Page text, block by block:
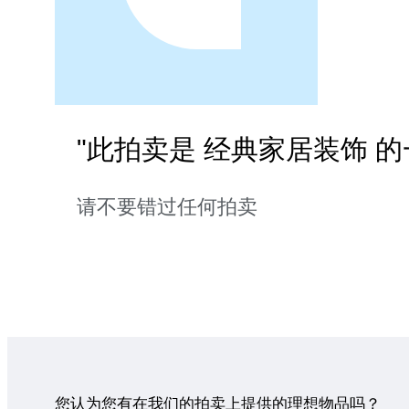
"此拍卖是 经典家居装饰
请不要错过任何拍卖
您认为您有在我们的拍卖上提供的理想物品吗？